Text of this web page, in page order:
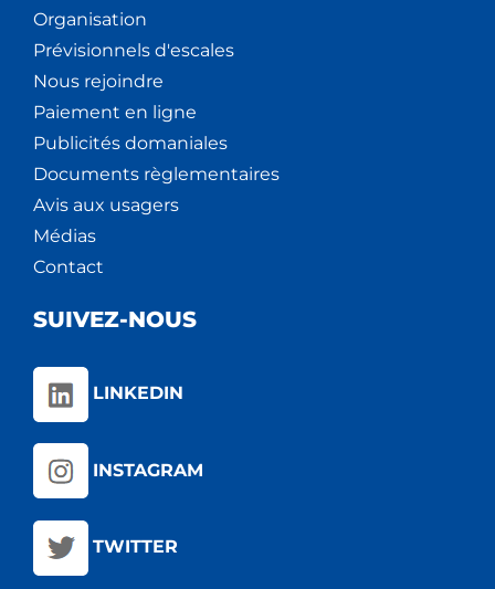
Organisation
Prévisionnels d'escales
Nous rejoindre
Paiement en ligne
Publicités domaniales
Documents règlementaires
Avis aux usagers
Médias
Contact
SUIVEZ-NOUS
LINKEDIN
INSTAGRAM
TWITTER